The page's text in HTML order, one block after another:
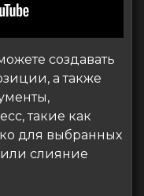
создавать
а также
такие как
для выбранных
слияние